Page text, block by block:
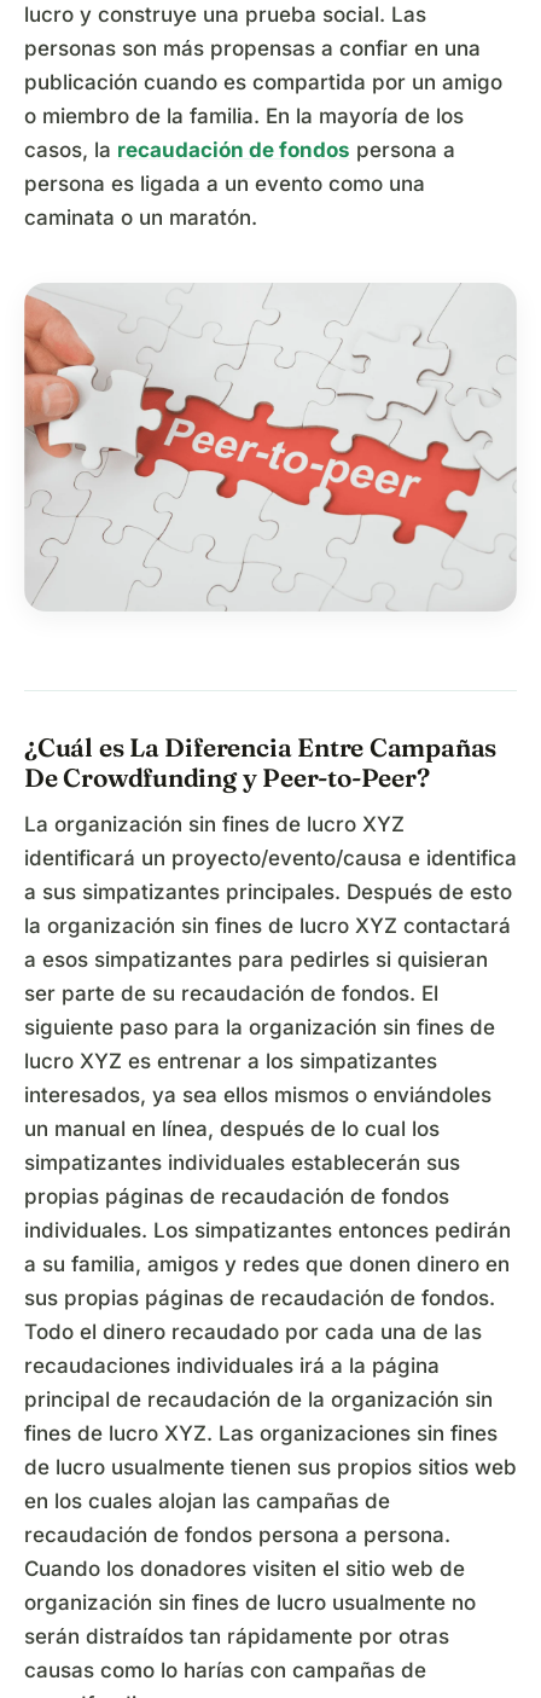
lucro y construye una prueba social. Las
personas son más propensas a confiar en una
publicación cuando es compartida por un amigo
o miembro de la familia. En la mayoría de los
casos, la recaudación de fondos persona a
persona es ligada a un evento como una
caminata o un maratón.
¿Cuál es La Diferencia Entre Campañas
De Crowdfunding y Peer-to-Peer?
La organización sin fines de lucro XYZ
identificará un proyecto/evento/causa e identifica
a sus simpatizantes principales. Después de esto
la organización sin fines de lucro XYZ contactará
a esos simpatizantes para pedirles si quisieran
ser parte de su recaudación de fondos. El
siguiente paso para la organización sin fines de
lucro XYZ es entrenar a los simpatizantes
interesados, ya sea ellos mismos o enviándoles
un manual en línea, después de lo cual los
simpatizantes individuales establecerán sus
propias páginas de recaudación de fondos
individuales. Los simpatizantes entonces pedirán
a su familia, amigos y redes que donen dinero en
sus propias páginas de recaudación de fondos.
Todo el dinero recaudado por cada una de las
recaudaciones individuales irá a la página
principal de recaudación de la organización sin
fines de lucro XYZ. Las organizaciones sin fines
de lucro usualmente tienen sus propios sitios web
en los cuales alojan las campañas de
recaudación de fondos persona a persona.
Cuando los donadores visiten el sitio web de
organización sin fines de lucro usualmente no
serán distraídos tan rápidamente por otras
causas como lo harías con campañas de